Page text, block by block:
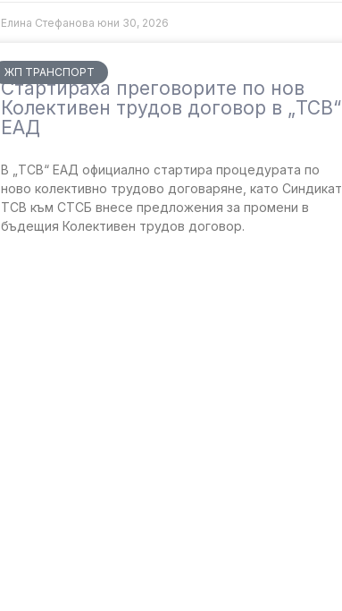
Елина Стефанова юни 30, 2026
ЖП ТРАНСПОРТ
Стартираха преговорите по нов
Колективен трудов договор в „ТСВ“
ЕАД
В „ТСВ“ ЕАД официално стартира процедурата по
ново колективно трудово договаряне, като Синдикат
ТСВ към СТСБ внесе предложения за промени в
бъдещия Колективен трудов договор.